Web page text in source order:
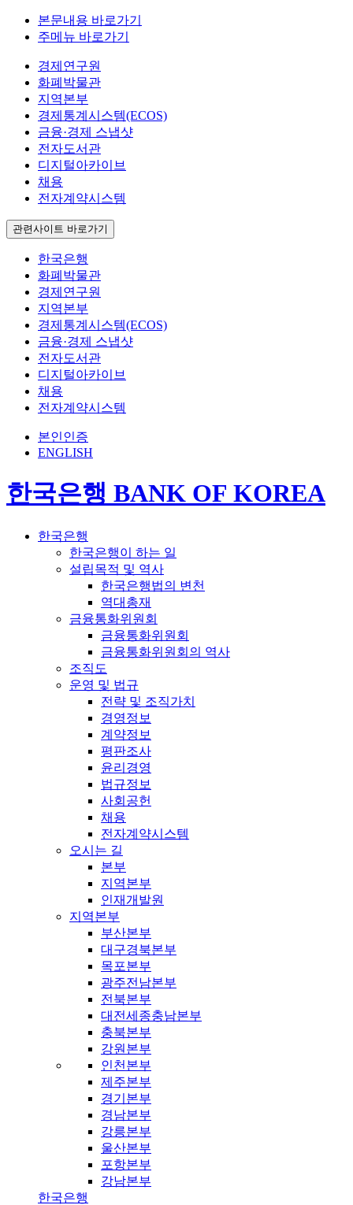
본문내용 바로가기
주메뉴 바로가기
경제연구원
화폐박물관
지역본부
경제통계시스템(ECOS)
금융·경제 스냅샷
전자도서관
디지털아카이브
채용
전자계약시스템
관련사이트 바로가기
한국은행
화폐박물관
경제연구원
지역본부
경제통계시스템(ECOS)
금융·경제 스냅샷
전자도서관
디지털아카이브
채용
전자계약시스템
본인인증
ENGLISH
한국은행 BANK OF KOREA
한국은행
한국은행이 하는 일
설립목적 및 역사
한국은행법의 변천
역대총재
금융통화위원회
금융통화위원회
금융통화위원회의 역사
조직도
운영 및 법규
전략 및 조직가치
경영정보
계약정보
평판조사
윤리경영
법규정보
사회공헌
채용
전자계약시스템
오시는 길
본부
지역본부
인재개발원
지역본부
부산본부
대구경북본부
목포본부
광주전남본부
전북본부
대전세종충남본부
충북본부
강원본부
인천본부
제주본부
경기본부
경남본부
강릉본부
울산본부
포항본부
강남본부
한국은행